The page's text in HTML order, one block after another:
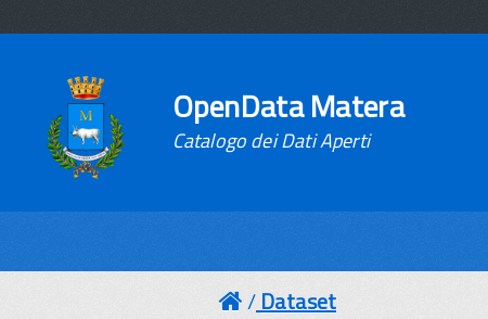
OpenData Matera
Catalogo dei Dati Aperti
Dataset